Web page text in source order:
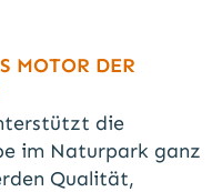
MOTOR DER
die
im Naturpark ganz
Qualität,